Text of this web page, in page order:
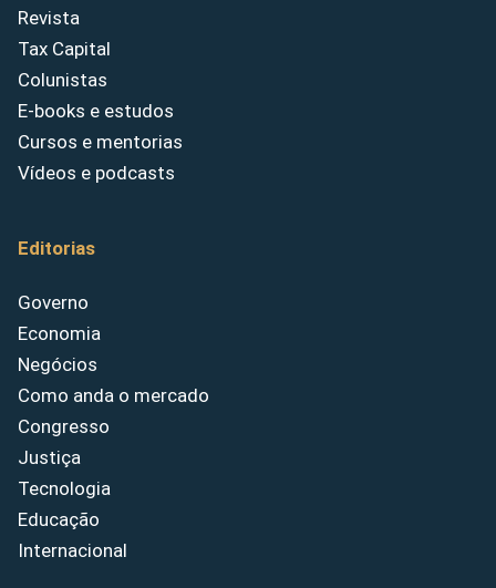
Revista
Tax Capital
Colunistas
E-books e estudos
Cursos e mentorias
Vídeos e podcasts
Editorias
Governo
Economia
Negócios
Como anda o mercado
Congresso
Justiça
Tecnologia
Educação
Internacional